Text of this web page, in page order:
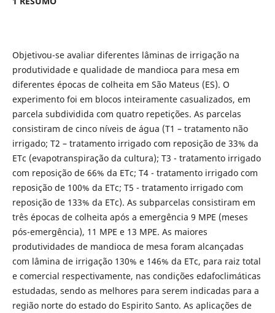
Objetivou-se avaliar diferentes lâminas de irrigação na
produtividade e qualidade de mandioca para mesa em
diferentes épocas de colheita em São Mateus (ES). O
experimento foi em blocos inteiramente casualizados, em
parcela subdividida com quatro repetições. As parcelas
consistiram de cinco níveis de água (T1 – tratamento não
irrigado; T2 – tratamento irrigado com reposição de 33% da
ETc (evapotranspiração da cultura); T3 - tratamento irrigado
com reposição de 66% da ETc; T4 - tratamento irrigado com
reposição de 100% da ETc; T5 - tratamento irrigado com
reposição de 133% da ETc). As subparcelas consistiram em
três épocas de colheita após a emergência 9 MPE (meses
pós-emergência), 11 MPE e 13 MPE. As maiores
produtividades de mandioca de mesa foram alcançadas
com lâmina de irrigação 130% e 146% da ETc, para raiz total
e comercial respectivamente, nas condições edafoclimáticas
estudadas, sendo as melhores para serem indicadas para a
região norte do estado do Espirito Santo. As aplicações de